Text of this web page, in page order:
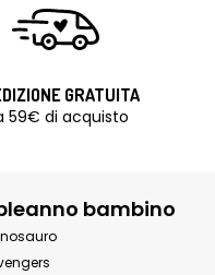
GRATUITA
59€ di acquisto
bambino